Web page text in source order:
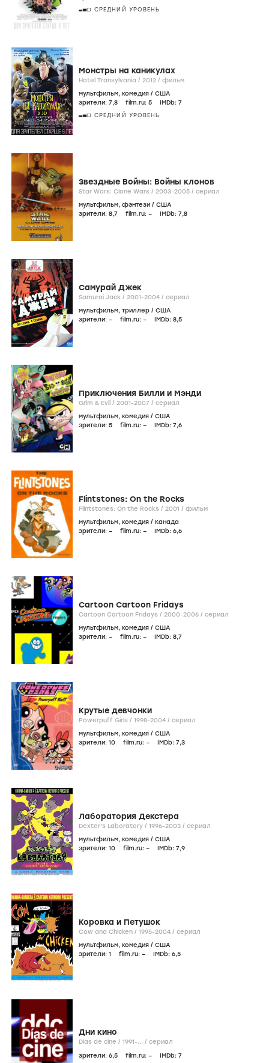
СРЕДНИЙ УРОВЕНЬ
Монстры на каникулах
Hotel Transylvania / 2012 / фильм
мультфильм, комедия / США
зрители: 7,8 film.ru: 5 IMDb: 7
СРЕДНИЙ УРОВЕНЬ
Звездные Войны: Войны клонов
Star Wars: Clone Wars / 2003-2005 / сериал
мультфильм, фэнтези / США
зрители: 8,7 film.ru: – IMDb: 7,8
Самурай Джек
Samurai Jack / 2001-2004 / сериал
мультфильм, триллер / США
зрители: – film.ru: – IMDb: 8,5
Приключения Билли и Мэнди
Grim & Evil / 2001-2007 / сериал
мультфильм, комедия / США
зрители: 5 film.ru: – IMDb: 7,6
Flintstones: On the Rocks
Flintstones: On the Rocks / 2001 / фильм
мультфильм, комедия / Канада
зрители: – film.ru: – IMDb: 6,6
Cartoon Cartoon Fridays
Cartoon Cartoon Fridays / 2000-2006 / сериал
мультфильм, комедия / США
зрители: – film.ru: – IMDb: 8,7
Крутые девчонки
Powerpuff Girls / 1998-2004 / сериал
мультфильм, комедия / США
зрители: 10 film.ru: – IMDb: 7,3
Лаборатория Декстера
Dexter's Laboratory / 1996-2003 / сериал
мультфильм, комедия / США
зрители: 10 film.ru: – IMDb: 7,9
Коровка и Петушок
Cow and Chicken / 1995-2004 / сериал
мультфильм, комедия / США
зрители: 1 film.ru: – IMDb: 6,5
Дни кино
Días de cine / 1991-... / сериал
зрители: 6,5 film.ru: – IMDb: 7